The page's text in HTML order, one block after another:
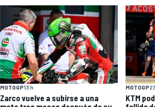
MOTOGP13 h
Zarco vuelve a subirse a una
MOTOGP
KTM